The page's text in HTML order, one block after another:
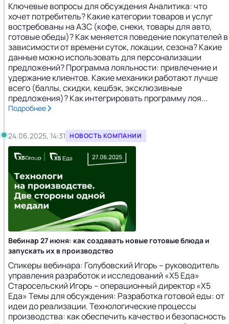
Ключевые вопросы для обсуждения Аналитика: что
хочет потребитель? Какие категории товаров и услуг
востребованы на АЗС (кофе, снеки, товары для авто,
готовые обеды)? Как меняется поведение покупателей в
зависимости от времени суток, локации, сезона? Какие
данные можно использовать для персонализации
предложений? Программа лояльности: привлечение и
удержание клиентов. Какие механики работают лучше
всего (баллы, скидки, кешбэк, эксклюзивные
предложения)? Как интегрировать программу лоя...
Подробнее
24.06.2025, 14:31 НОВОСТЬ КОМПАНИИ
Вебинар 27 июня: как создавать новые готовые блюда и
запускать их в производство
Спикеры вебинара: Голубовский Игорь – руководитель
управления разработок и исследований «Х5 Еда»
Старосельский Игорь – операционный директор «Х5
Еда» Темы для обсуждения: Разработка готовой еды: от
идеи до реализации. Технологические процессы
производства: как обеспечить качество и безопасность